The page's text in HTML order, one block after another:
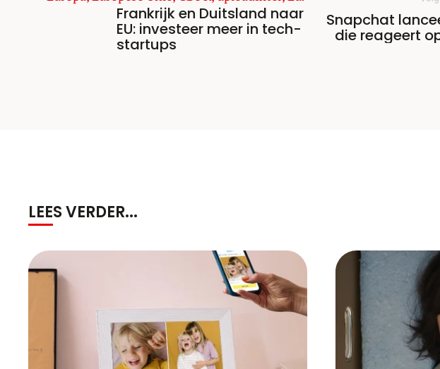
Frankrijk en Duitsland naar
EU: investeer meer in tech-
startups
Snapchat
die reageert
LEES VERDER...